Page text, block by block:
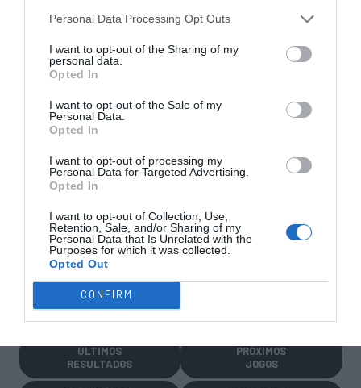
Personal Data Processing Opt Outs
I want to opt-out of the Sharing of my
personal data.
Opted In
I want to opt-out of the Sale of my
Personal Data.
Opted In
I want to opt-out of processing my
Personal Data for Targeted Advertising.
Opted In
I want to opt-out of Collection, Use,
Retention, Sale, and/or Sharing of my
Personal Data that Is Unrelated with the
Purposes for which it was collected.
Opted Out
CONFIRM
EURO U17 MASC. EURO U17 FEM. TORNEIOS 3x3
TRANSFERÊNCIAS - ÉPOCA 2026/27
CAMPEÕES, SUBIDAS E DESCIDAS
JOGOS EM DIRETO
ÚLTIMOS
RESULTADOS
PRÓXIMOS
JOGOS